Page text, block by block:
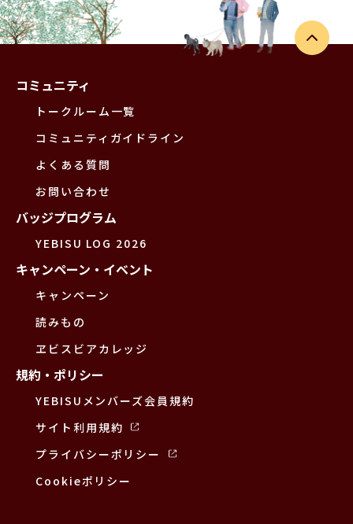
コミュニティ
トークルーム一覧
コミュニティガイドライン
よくある質問
お問い合わせ
バッジプログラム
YEBISU LOG 2026
キャンペーン・イベント
キャンペーン
読みもの
ヱビスビアカレッジ
規約・ポリシー
YEBISUメンバーズ会員規約
サイト利用規約
プライバシーポリシー
Cookieポリシー